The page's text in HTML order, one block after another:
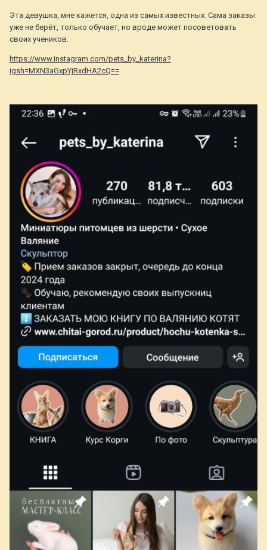
Эта девушка, мне кажется, одна из самых известных. Сама заказы
уже не берёт, только обучает, но вроде может посоветовать
своих учеников.
https://www.instagram.com/pets_by_katerina?
igsh=MXN3aGxpYjRxdHA2cQ==